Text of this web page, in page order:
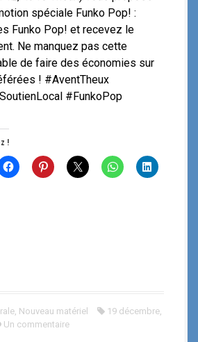
spéciale Funko Pop! :
Funko Pop! et recevez le
Ne manquez pas cette
de faire des économies sur
! #AventTheux
#FunkoPop
!
Nouveau matériel 19 décembre
Un commentaire